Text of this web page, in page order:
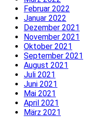
Februar 2022
Januar 2022
Dezember 2021
November 2021
Oktober 2021
September 2021
August 2021
Juli 2021
Juni 2021
Mai 2021
April 2021
März 2021